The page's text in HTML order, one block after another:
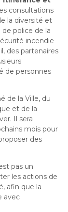
consultations
la diversité et
de police de la
incendie
des partenaires
de personnes
de la Ville, du
et de la
Il sera
mois pour
des
pas un
les actions de
afin que la
avec